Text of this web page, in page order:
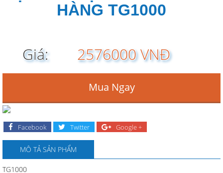
HÀNG TG1000
Giá: 2576000 VNĐ
Mua Ngay
Facebook Twitter Google +
MÔ TẢ SẢN PHẨM
TG1000